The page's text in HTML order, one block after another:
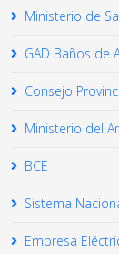
Ministerio de
GAD Baños de
Consejo
Ministerio del
BCE
Sistema
Empresa